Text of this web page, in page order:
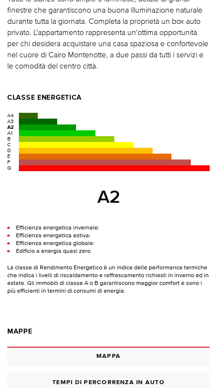
finestre che garantiscono una buona illuminazione naturale
durante tutta la giornata. Completa la proprietà un box auto
privato. L'appartamento rappresenta un'ottima opportunità
per chi desidera acquistare una casa spaziosa e confortevole
nel cuore di Cairo Montenotte, a due passi da tutti i servizi e
le comodità del centro città.
CLASSE ENERGETICA
A4
A3
A2
A1
B
C
D
E
F
G
A2
Efficienza energetica invernale:
Efficienza energetica estiva:
Efficienza energetica globale:
Edificio a energia quasi zero
La classe di Rendimento Energetico è un indice delle performance termiche
che indica i livelli di riscaldamento e raffrescamento richiesti in inverno ed in
estate. Gli immobili di classe A o B garantiscono maggior comfort e sono i
più efficienti in termini di consumi di energia.
MAPPE
MAPPA
TEMPI DI PERCORRENZA IN AUTO